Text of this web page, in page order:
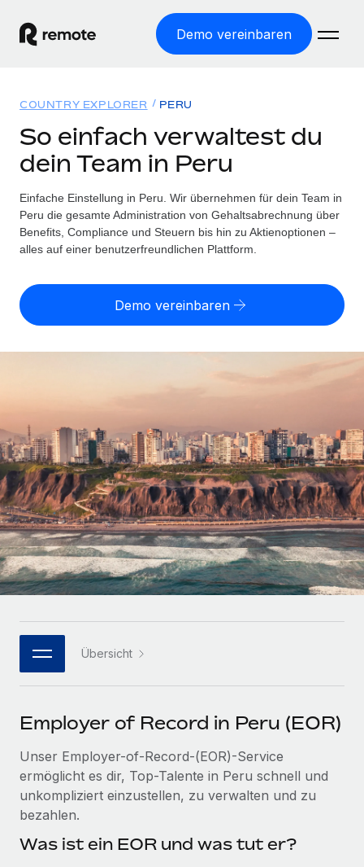
Demo vereinbaren
WELTWEITE BESCHÄFTIGUNG
Globale Payroll
Einfache, rechtssicher Payroll
Employer of Record
Contractor of Record
Contractor Management
Globales Onboarding und Verwalten von
PEO
Auslagern von komplexen HR-Aufgaben
INFRASTRUKTUR
Remote Embedded
Nahtlose Integration der HR in bestehende Abläufe
Plattform
Integrierte HR-Kernfunktionen für dein Team
Verknüpfung beliebiger KI-Tools mit Remote über unser
MCP
Prozessoptimierung mit unverzichtbaren Business-
DIENSTLEISTUNGEN
Frag unsere Expert:innen
Hilfe von Expert:innen für globale HR & Compliance
Lösungen
WELTWEITE ABDECKUNG
Country Explorer
Länderspezifische Unterstützung bei der Einstellung
Explorer für US-Bundesstaaten
Einfache Einstellung in allen US-Bundesstaaten
Startups
Agile HR- und Payroll-Lösungen für wachsende
Unternehmen
Mittelstand
Maßgeschneiderte HR-Lösungen, um Teams zu
vergrößern
Enterprise
PARTNER WERDEN
Plattform
Partner werden
Entdecke die Möglichkeiten einer Partnerschaft
Remote Build
Demnächst verfügbar
Ressourcen
TOOLS UND RECHNER
Scheinselbstständigkeitsrisikos
Informationen zu möglichen Währungen und
Abwicklungsfristen für globale Freelancer:innen
LERNEN MIT REMOTE
Forschung und Leitfäden
Fallstudien
Checklisten und Vorlagen
Bibliothek für Stellenbeschreibungen
Events
Newsroom
Informationen zu Gehältern und Qualifikationen
Insights Center
Preise
English (United States)
Français
Deutsch
Español
Italiano
Português (Portugal)
日本語
한국어
Anmelden
COUNTRY EXPLORER PERU
So einfach verwaltest du
dein Team in Peru
Einfache Einstellung in Peru. Wir übernehmen für dein Team in
Peru die gesamte Administration von Gehaltsabrechnung über
Benefits, Compliance und Steuern bis hin zu Aktienoptionen –
alles auf einer benutzerfreundlichen Plattform.
Demo vereinbaren
Übersicht
Employer of Record in Peru (EOR)
Unser Employer-of-Record-(EOR)-Service
ermöglicht es dir, Top-Talente in Peru schnell und
unkompliziert einzustellen, zu verwalten und zu
bezahlen.
Was ist ein EOR und was tut er?